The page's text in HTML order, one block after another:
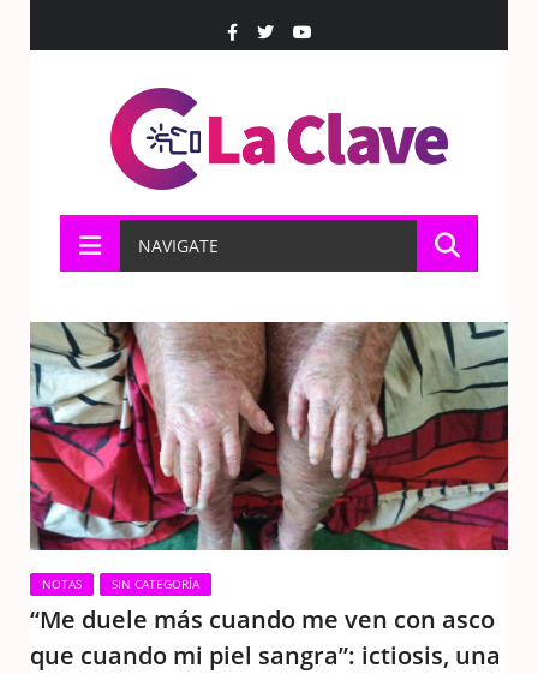
NAVIGATE
NOTAS SIN CATEGORÍA
“Me duele más cuando me ven con asco
que cuando mi piel sangra”: ictiosis, una